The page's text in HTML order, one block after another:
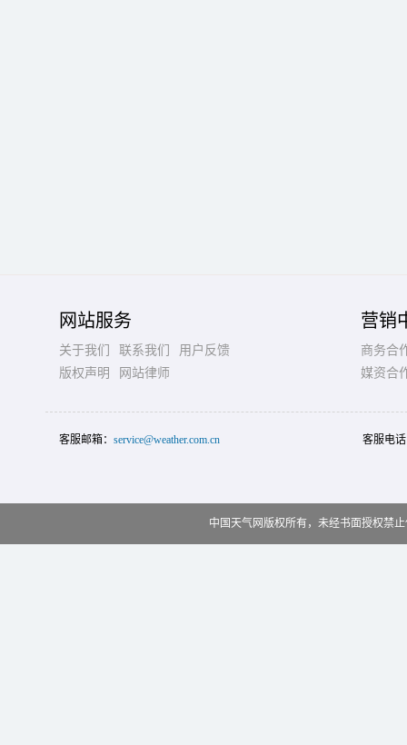
网站服务
关于我们 联系我们
用户反馈
版权声明
网站律师
营销
商务合
媒资合
客服邮箱： service@weather.com.cn 客服电
中国天气网版权所有，未经书面授权